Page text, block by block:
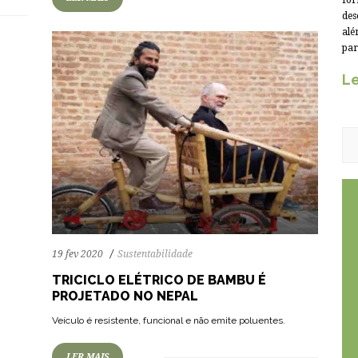
19 fev 2020 Sustentabilidade
TRICICLO ELÉTRICO DE BAMBU É
PROJETADO NO NEPAL
Veículo é resistente, funcional e não emite poluentes.